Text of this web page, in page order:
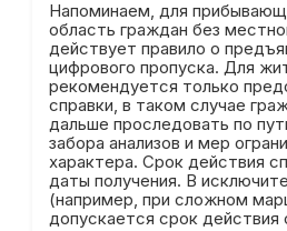
Напоминаем, для
область граждан без
действует правило о
цифрового пропуска. Для
рекомендуется только
справки, в таком случае
дальше проследовать по
забора анализов и мер
характера. Срок действия
даты получения. В
(например, при сложном
допускается срок действия